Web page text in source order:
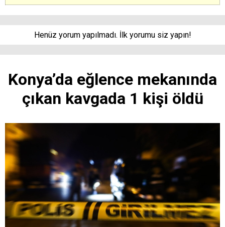
Henüz yorum yapılmadı. İlk yorumu siz yapın!
Konya’da eğlence mekanında
çıkan kavgada 1 kişi öldü